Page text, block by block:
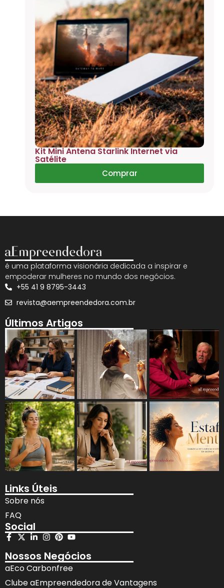
Kit Mini Antena Starlink Internet via
Satélite
Comprar
é uma plataforma visionária dedicada a inspirar e
empoderar mulheres no mundo dos negócios.
+55 41 9 8795-3443
revista@aempreendedora.com.br
Últimos Artigos
Links Úteis
Sobre nós
FAQ
Social
Nossos Negócios
aEco Carbonfree
Clube aEmpreendedora de Vantagens